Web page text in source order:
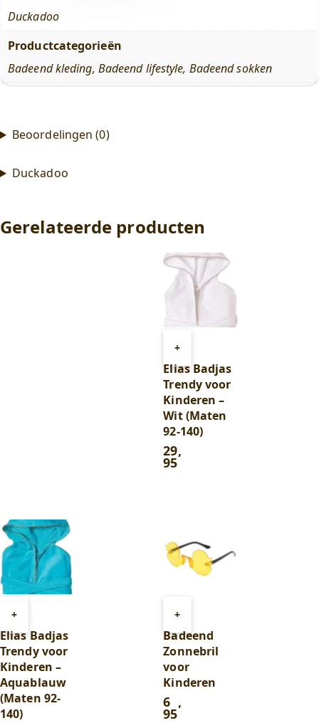
Duckadoo
Productcategorieën
Badeend kleding, Badeend lifestyle, Badeend sokken
Beoordelingen (0)
Duckadoo
Gerelateerde producten
+
aan
winkelwagen
Elias Badjas
Trendy voor
Kinderen –
Wit (Maten
92-140)
29,
95
+
aan
winkelwagen
Elias Badjas
Trendy voor
Kinderen –
Aquablauw
(Maten 92-
140)
+
aan
winkelwagen
Badeend
Zonnebril
voor
Kinderen
6 ,
95